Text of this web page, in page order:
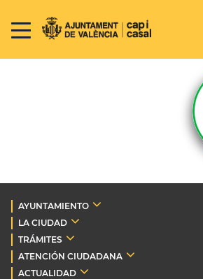
AYUNTAMIENTO
LA CIUDAD
TRÁMITES
ATENCIÓN CIUDADANA
ACTUALIDAD